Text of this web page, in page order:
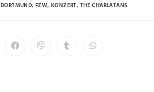
DORTMUND, FZW, KONZERT, THE CHARLATANS